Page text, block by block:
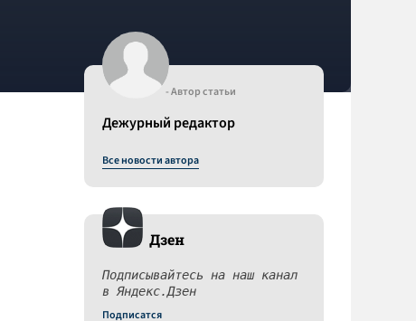
- Автор статьи
Дежурный редактор
Все новости автора
Дзен
Подписывайтесь на наш канал
в Яндекс.Дзен
Подписатся